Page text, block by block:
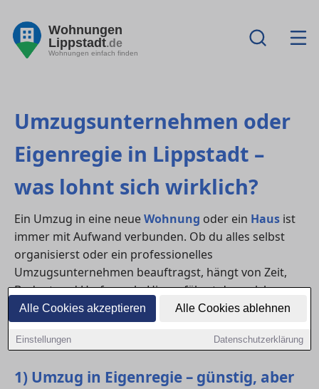
Alle Cookies akzeptieren Alle Cookies ablehnen
Einstellungen Datenschutzerklärung
Wohnungen
Lippstadt.de
Wohnungen einfach finden
Umzugsunternehmen oder
Eigenregie in Lippstadt –
was lohnt sich wirklich?
Ein Umzug in eine neueWohnung oder ein Haus ist
immer mit Aufwand verbunden. Ob du alles selbst
organisierst oder ein professionelles
Umzugsunternehmen beauftragst, hängt von Zeit,
Budget und Umfang ab. Hier erfährst du, welche
Variante sich wann lohnt – mit Tipps zur Organisation
und einem klaren Kostenvergleich für deinen Umzug
in in Lippstadt.
1) Umzug in Eigenregie – günstig, aber